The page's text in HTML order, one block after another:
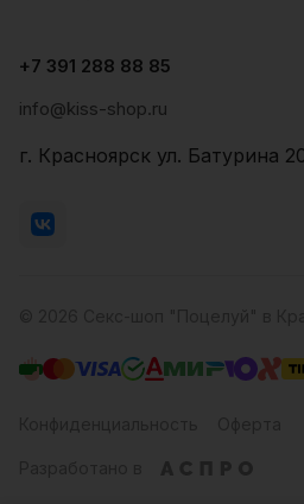
+7 391 288 88 85
info@kiss-shop.ru
г. Красноярск ул. Батурина